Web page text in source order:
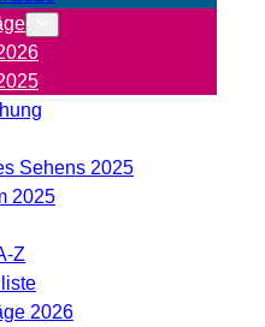
Sehens 2025
2025
Z
2026